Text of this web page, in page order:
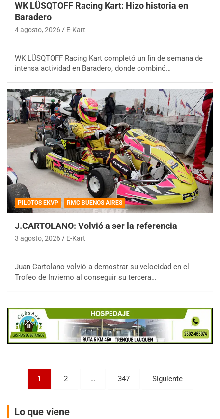
WK LÜSQTOFF Racing Kart: Hizo historia en
Baradero
4 agosto, 2026 E-Kart
WK LÜSQTOFF Racing Kart completó un fin de semana de
intensa actividad en Baradero, donde combinó…
PILOTOS EKVP RMC BUENOS AIRES
J.CARTOLANO: Volvió a ser la referencia
3 agosto, 2026 E-Kart
Juan Cartolano volvió a demostrar su velocidad en el
Trofeo de Invierno al conseguir su tercera…
Paginación
entradas
1 2 … 347 Siguiente
Lo que viene
IAME SERIES ARGENTINA 6
Ramiro Tot (Asfalto)
Baradero (Buenos Aires)
KDO - F6
Ciudad de Trenque Lauquen (Asfalto)
Trenque Lauquen (Buenos Aires)